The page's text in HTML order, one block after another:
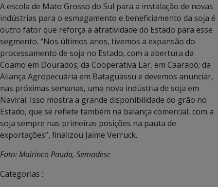
A escola de Mato Grosso do Sul para a instalação de novas
indústrias para o esmagamento e beneficiamento da soja é
outro fator que reforça a atratividade do Estado para esse
segmento. “Nos últimos anos, tivemos a expansão do
processamento de soja no Estado, com a abertura da
Coamo em Dourados; da Cooperativa Lar, em Caarapó; da
Aliança Agropecuária em Bataguassu e devemos anunciar,
nas próximas semanas, uma nova indústria de soja em
Naviraí. Isso mostra a grande disponibilidade do grão no
Estado, que se reflete também na balança comercial, com a
soja sempre nas primeiras posições na pauta de
exportações”, finalizou Jaime Verruck.
Foto: Mairinco Pauda, Semadesc
Categorias :